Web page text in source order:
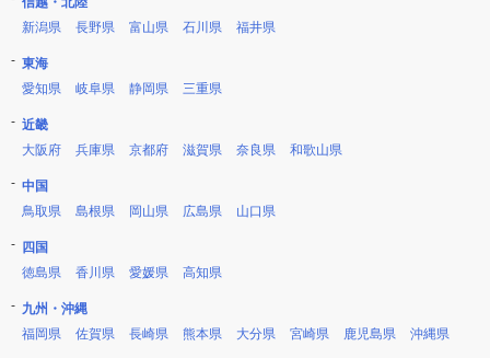
新潟県
長野県 富山県 石川県 福井県
東海
愛知県
岐阜県 静岡県 三重県
近畿
大阪府
兵庫県 京都府 滋賀県 奈良県 和歌山県
中国
鳥取県
島根県 岡山県 広島県 山口県
四国
徳島県
香川県 愛媛県 高知県
九州・沖縄
福岡県
佐賀県 長崎県 熊本県 大分県 宮崎県 鹿児島県 沖縄県